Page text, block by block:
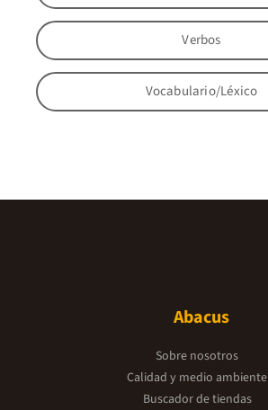
Verbos
Vocabulario/Léxico
Abacus
Sobre nosotros
Calidad y medio ambiente
Buscador de tiendas